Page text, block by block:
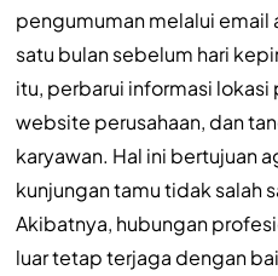
pengumuman melalui email
satu bulan sebelum hari
itu, perbarui informasi lokasi
website perusahaan, dan
karyawan. Hal ini bertujuan
kunjungan tamu tidak salah
Akibatnya, hubungan
luar tetap terjaga dengan